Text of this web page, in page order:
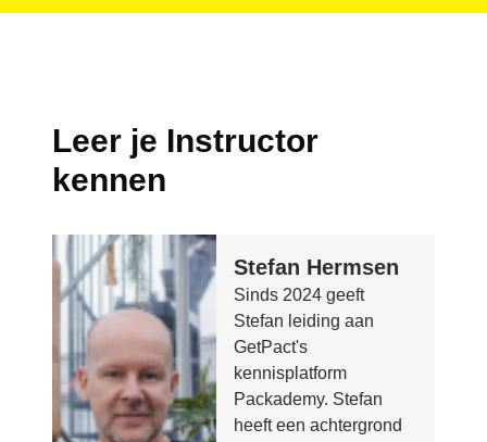
Leer je Instructor
kennen
Stefan Hermsen
Sinds 2024 geeft
Stefan leiding aan
GetPact's
kennisplatform
Packademy. Stefan
heeft een achtergrond